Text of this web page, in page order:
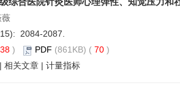
薇
2084-2087.
38 ) PDF (861KB) ( 70 )
| 相关文章 | 计量指标